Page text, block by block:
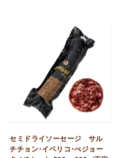
セミドライソーセージ サル
チチョン･イベリコ･べジョー